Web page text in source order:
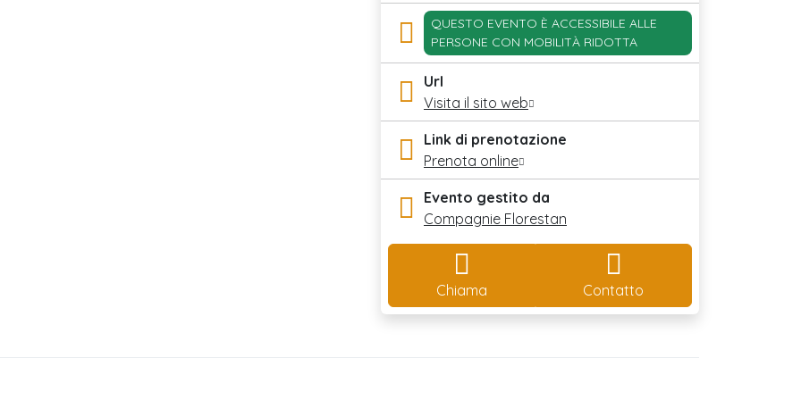
QUESTO EVENTO È ACCESSIBILE ALLE
PERSONE CON MOBILITÀ RIDOTTA
Url
Visita il sito web
Link di prenotazione
Prenota online
Evento gestito da
Compagnie Florestan
Chiama Contatto